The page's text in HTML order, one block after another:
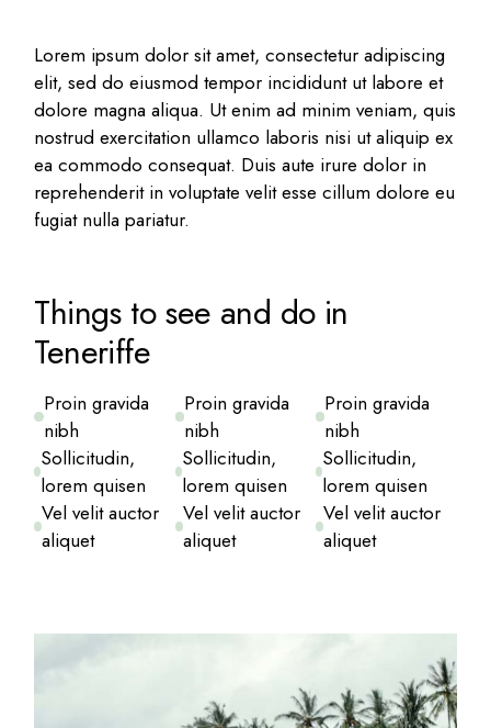
Lorem ipsum dolor sit amet, consectetur adipiscing
elit, sed do eiusmod tempor incididunt ut labore et
dolore magna aliqua. Ut enim ad minim veniam, quis
nostrud exercitation ullamco laboris nisi ut aliquip ex
ea commodo consequat. Duis aute irure dolor in
reprehenderit in voluptate velit esse cillum dolore eu
fugiat nulla pariatur.
Things to see and do in
Teneriffe
Proin gravida
nibh
Sollicitudin,
lorem quisen
Vel velit auctor
aliquet
Proin gravida
nibh
Sollicitudin,
lorem quisen
Vel velit auctor
aliquet
Proin gravida
nibh
Sollicitudin,
lorem quisen
Vel velit auctor
aliquet